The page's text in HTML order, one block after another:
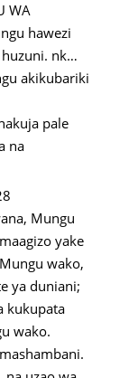
WA
hawezi
nk…
akikubariki
pale
na
Mungu
yake
wako,
ya duniani;
kukupata
wako.